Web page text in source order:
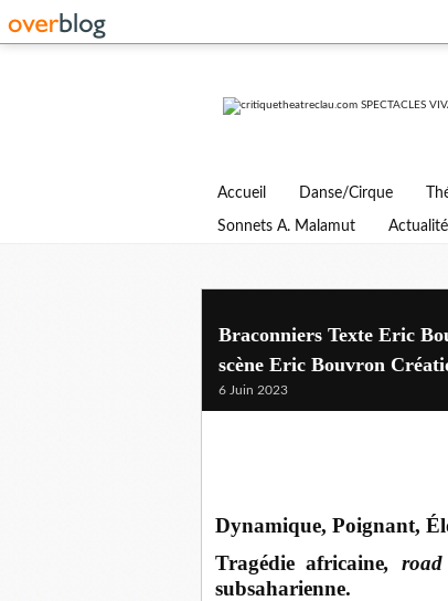
Accueil Danse/Cirque
Sonnets A. Malamut
Braconniers Texte Eric
scène Eric Bouvron
6 Juin 2023
Dynamique, Poignant,
Tragédie africaine, road
subsaharienne.